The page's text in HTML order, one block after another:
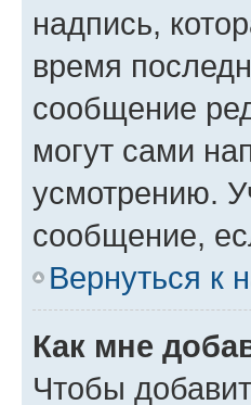
надпись,
время
сообщение
могут сами
усмотрению.
сообщение,
Вернуться к
Как мне
Чтобы